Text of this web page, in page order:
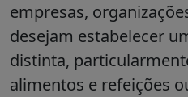
empresas,
desejam estabelecer
distinta,
alimentos e refeições